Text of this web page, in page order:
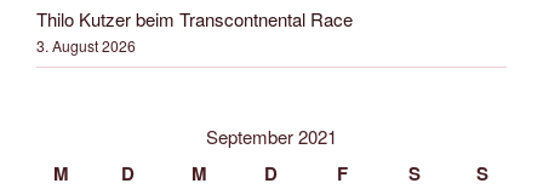
Thilo Kutzer beim Transcontnental Race
3. August 2026
September 2021
M D M D F S S